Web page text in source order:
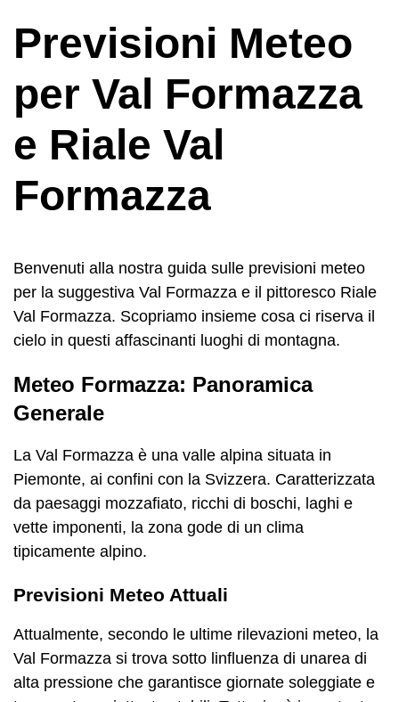
Previsioni Meteo
per Val Formazza
e Riale Val
Formazza
Benvenuti alla nostra guida sulle previsioni meteo
per la suggestiva Val Formazza e il pittoresco Riale
Val Formazza. Scopriamo insieme cosa ci riserva il
cielo in questi affascinanti luoghi di montagna.
Meteo Formazza: Panoramica
Generale
La Val Formazza è una valle alpina situata in
Piemonte, ai confini con la Svizzera. Caratterizzata
da paesaggi mozzafiato, ricchi di boschi, laghi e
vette imponenti, la zona gode di un clima
tipicamente alpino.
Previsioni Meteo Attuali
Attualmente, secondo le ultime rilevazioni meteo, la
Val Formazza si trova sotto linfluenza di unarea di
alta pressione che garantisce giornate soleggiate e